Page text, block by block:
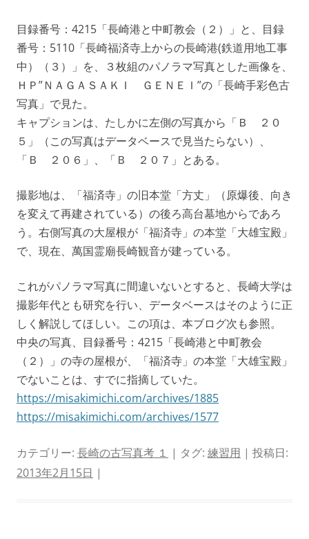
目録番号：4215「長崎港と中町教会（２）」と、目録
番号：5110「長崎福済寺上からの長崎港(鉄道用地工事
中）（３）」を、３枚組のパノラマ写真とした画像を、
ＨＰ”ＮＡＧＡＳＡＫＩ ＧＥＮＥＩ”の「長崎手彩色古
写真」で見た。
キャプションは、たしかに左側の写真から「Ｂ ２０
５」（この写真はデータベースで見当たらない）、
「Ｂ ２０６」、「Ｂ ２０７」とある。
撮影地は、「福済寺」の旧本堂「方丈」（原爆後、向き
を変えて再建されている）の後ろ高台墓地からであろ
う。右側写真の大屋根が「福済寺」の本堂「大雄宝殿」
で、現在、萬国霊廟長崎観音が建っている。
これがパノラマ写真に間違いないとすると、長崎大学は
撮影年代とも研究を行い、データベースはそのように正
しく解説してほしい。この項は、本ブログ次も参照。
中央の写真、目録番号：4215「長崎港と中町教会
（２）」の寺の屋根が、「福済寺」の本堂「大雄宝殿」
でないことは、すでに指摘していた。
https://misakimichi.com/archives/1885
https://misakimichi.com/archives/1577
カテゴリー: 長崎の古写真考 １ | タグ: 練習用 | 投稿日:
2013年2月15日 |